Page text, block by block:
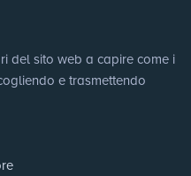
del sito web a capire come i
e trasmettendo